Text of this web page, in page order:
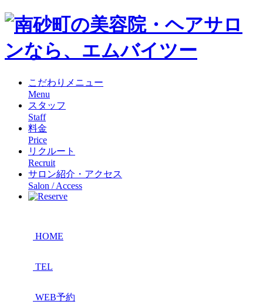
こだわりメニュー
Menu
スタッフ
Staff
料金
Price
リクルート
Recruit
サロン紹介・アクセス
Salon / Access
HOME
TEL
WEB予約